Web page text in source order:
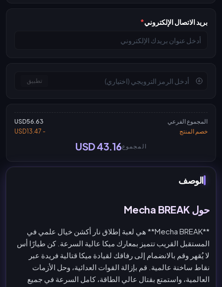
بريد الاتصال الإلكتروني*
تطبيق
المجموع الفرعي
USD56.63
خصم المنتج
- USD13.47
المجموعUSD 43.16
الوصف
حول Mecha BREAK
**Mecha BREAK** هي لعبة إطلاق نار أكشن خيال علمي في
المستقبل القريب تتميز بمعارك ميكا عالية السرعة. كن طيارًا أس
لا يُقهر وقم بالانضمام إلى رفاقك لقيادة ميكا قتالية فريدة عبر
نقاط ساخنة عالمية. قم بإزالة القوات العدائية، وحل الأزمات
العالمية، واستمتع بقتال عالي الطاقة، كامل السرعة في جميع